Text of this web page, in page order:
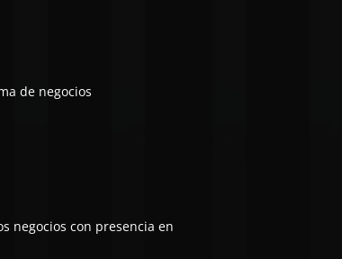
de negocios
negocios con presencia en